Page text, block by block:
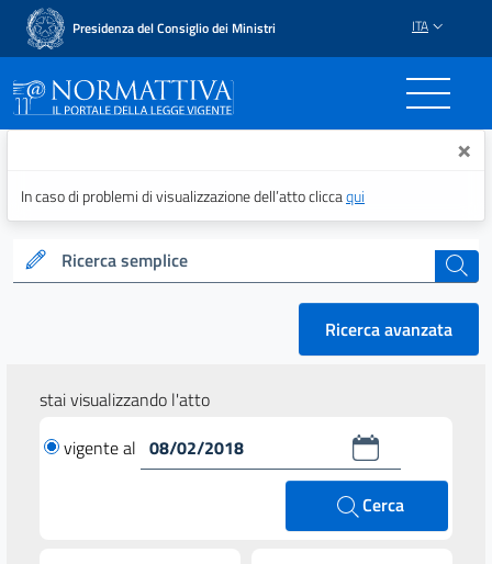
Presidenza del Consiglio dei Ministri ITA
Normattiva - Il portale ×
In caso di problemi di visualizzazione dell’atto cliccaqui
Ricerca semplice cerca
Ricerca avanzata
stai visualizzando l'atto
vigente al
Cerca